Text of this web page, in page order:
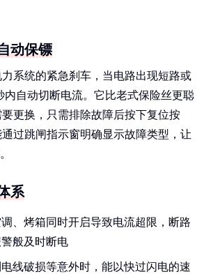
动保镖
系统的紧急刹车，当电路出现短路或
内自动切断电流。它比老式保险丝更聪
更换，只需排除故障后按下复位按
过跳闸指示窗明确显示故障类型，让
系
调、烤箱同时开启导致电流超限，断路
般及时断电
电线破损等意外时，能以快过闪电的速